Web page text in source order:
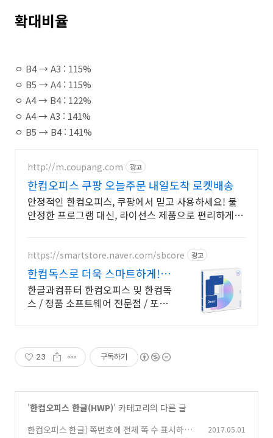
확대비율
ㅇ B4 → A3 : 115%
ㅇ B5 → A4 : 115%
ㅇ A4 → B4 : 122%
ㅇ A4 → A3 : 141%
ㅇ B5 → B4 : 141%
http://m.coupang.com 광고
한컴오피스 쿠팡 오늘주문 내일도착 로켓배송
안정적인 한컴오피스, 쿠팡에서 믿고 사용하세요! 불
안정한 프로그램 대신, 라이선스 제품으로 편리하게 시
https://smartstore.naver.com/sbcore 광고
한컴독스로 더욱 스마트하게!
한글과컴퓨터 정품 인증점
한글과컴퓨터 한컴오피스 및 한컴독
스 / 정품 소프트웨어 전문점 / 포인
23 구독하기
'한컴오피스 한글(HWP)' 카테고리의 다른 글
한컴오피스 한글] 쪽번호에 전체 쪽 수 표시하기
2017.05.01